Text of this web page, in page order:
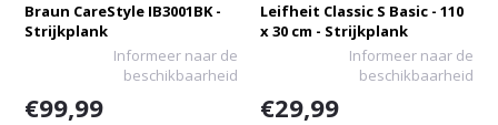
Braun CareStyle IB3001BK -
Strijkplank
Informeer naar de
beschikbaarheid
€99,99
Leifheit Classic S Basic - 110
x 30 cm - Strijkplank
Informeer naar de
beschikbaarheid
€29,99